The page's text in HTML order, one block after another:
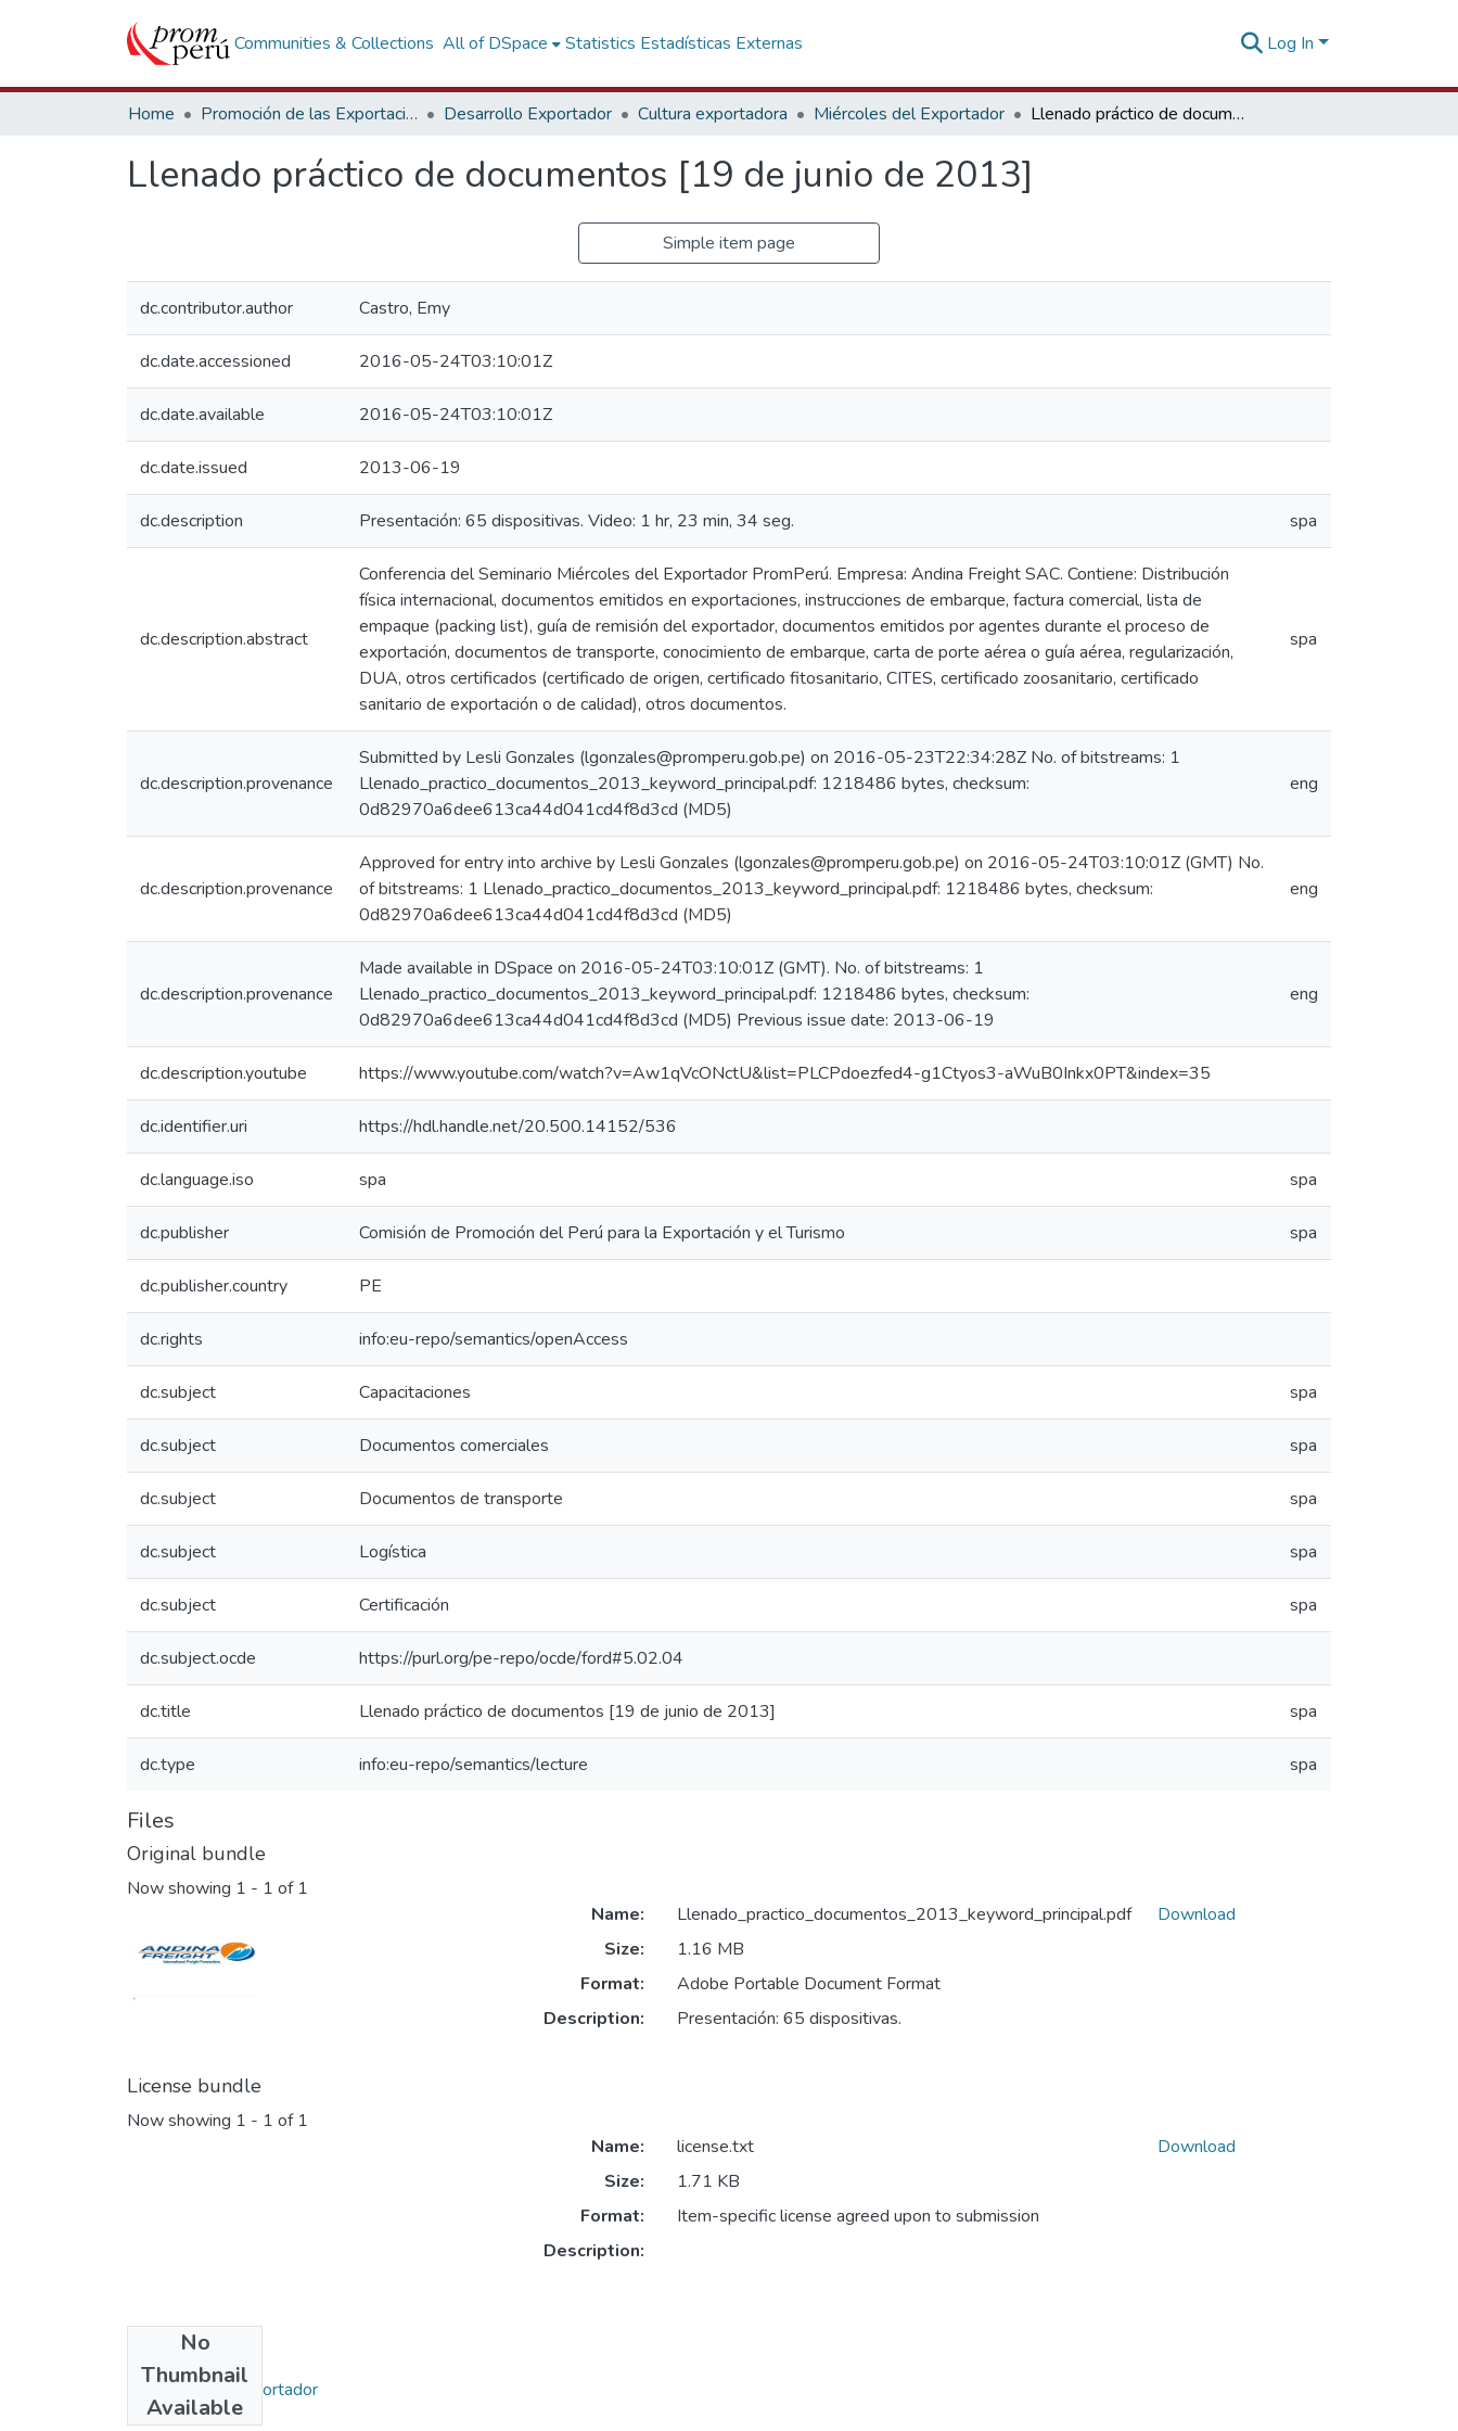
Communities & Collections All of DSpace Statistics Estadísticas Externas Log In
Home Promoción de las Exportaciones Desarrollo Exportador Cultura exportadora Miércoles del Exportador Llenado práctico de documentos [19 de junio de 2013]
Llenado práctico de documentos [19 de junio de 2013]
Simple item page
dc.contributor.author Castro, Emy
dc.date.accessioned 2016-05-24T03:10:01Z
dc.date.available 2016-05-24T03:10:01Z
dc.date.issued 2013-06-19
dc.description Presentación: 65 dispositivas. Video: 1 hr, 23 min, 34 seg. spa
dc.description.abstract
Conferencia del Seminario Miércoles del Exportador PromPerú. Empresa: Andina Freight SAC. Contiene: Distribución
física internacional, documentos emitidos en exportaciones, instrucciones de embarque, factura comercial, lista de
empaque (packing list), guía de remisión del exportador, documentos emitidos por agentes durante el proceso de
exportación, documentos de transporte, conocimiento de embarque, carta de porte aérea o guía aérea, regularización,
DUA, otros certificados (certificado de origen, certificado fitosanitario, CITES, certificado zoosanitario, certificado
sanitario de exportación o de calidad), otros documentos.
spa
dc.description.provenance
Submitted by Lesli Gonzales (lgonzales@promperu.gob.pe) on 2016-05-23T22:34:28Z No. of bitstreams: 1
Llenado_practico_documentos_2013_keyword_principal.pdf: 1218486 bytes, checksum:
0d82970a6dee613ca44d041cd4f8d3cd (MD5)
eng
dc.description.provenance
Approved for entry into archive by Lesli Gonzales (lgonzales@promperu.gob.pe) on 2016-05-24T03:10:01Z (GMT) No.
of bitstreams: 1 Llenado_practico_documentos_2013_keyword_principal.pdf: 1218486 bytes, checksum:
0d82970a6dee613ca44d041cd4f8d3cd (MD5)
eng
dc.description.provenance
Made available in DSpace on 2016-05-24T03:10:01Z (GMT). No. of bitstreams: 1
Llenado_practico_documentos_2013_keyword_principal.pdf: 1218486 bytes, checksum:
0d82970a6dee613ca44d041cd4f8d3cd (MD5) Previous issue date: 2013-06-19
eng
dc.description.youtube https://www.youtube.com/watch?v=Aw1qVcONctU&list=PLCPdoezfed4-g1Ctyos3-aWuB0Inkx0PT&index=35
dc.identifier.uri https://hdl.handle.net/20.500.14152/536
dc.language.iso spa spa
dc.publisher Comisión de Promoción del Perú para la Exportación y el Turismo spa
dc.publisher.country PE
dc.rights info:eu-repo/semantics/openAccess
dc.subject Capacitaciones spa
dc.subject Documentos comerciales spa
dc.subject Documentos de transporte spa
dc.subject Logística spa
dc.subject Certificación spa
dc.subject.ocde https://purl.org/pe-repo/ocde/ford#5.02.04
dc.title Llenado práctico de documentos [19 de junio de 2013] spa
dc.type info:eu-repo/semantics/lecture spa
Files
Original bundle
Now showing 1 - 1 of 1
Name:
Llenado_practico_documentos_2013_keyword_principal.pdf
Size:
1.16 MB
Format:
Adobe Portable Document Format
Description:
Presentación: 65 dispositivas.
Download
License bundle
Now showing 1 - 1 of 1
No
Thumbnail
Available
Name:
license.txt
Size:
1.71 KB
Format:
Item-specific license agreed upon to submission
Description:
Download
Collections
Miércoles del Exportador